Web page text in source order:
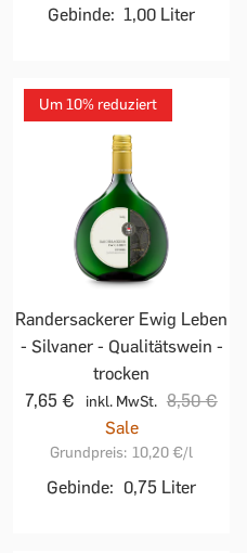
Gebinde: 1,00 Liter
Um 10% reduziert
Randersackerer Ewig Leben
- Silvaner - Qualitätswein -
trocken
7,65 €
inkl. MwSt. 8,50 €
Sale
Grundpreis: 10,20 €/l
Gebinde: 0,75 Liter